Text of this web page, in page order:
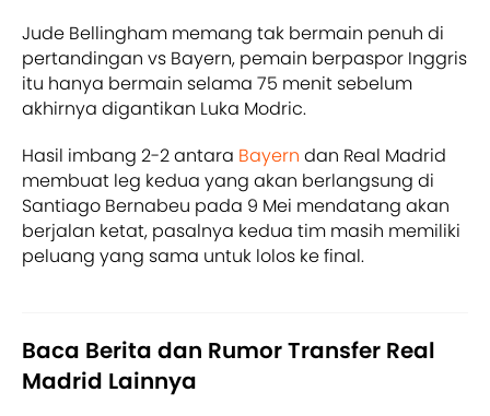
Jude Bellingham memang tak bermain penuh di
pertandingan vs Bayern, pemain berpaspor Inggris
itu hanya bermain selama 75 menit sebelum
akhirnya digantikan Luka Modric.
Hasil imbang 2-2 antara Bayern dan Real Madrid
membuat leg kedua yang akan berlangsung di
Santiago Bernabeu pada 9 Mei mendatang akan
berjalan ketat, pasalnya kedua tim masih memiliki
peluang yang sama untuk lolos ke final.
Baca Berita dan Rumor Transfer Real
Madrid Lainnya